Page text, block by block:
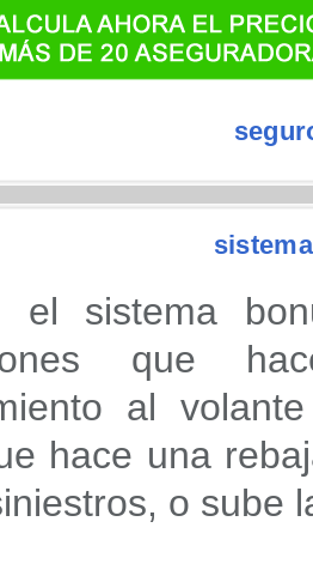
el sistema
que
al
hace una
o sube